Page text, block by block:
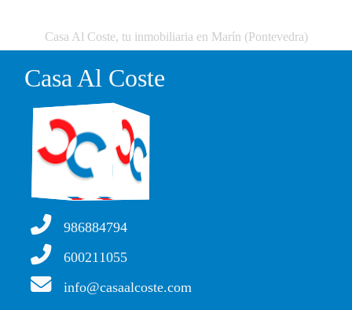
Casa Al Coste, tu inmobiliaria en Marín (Pontevedra)
Casa Al Coste
986884794
600211055
info@casaalcoste.com